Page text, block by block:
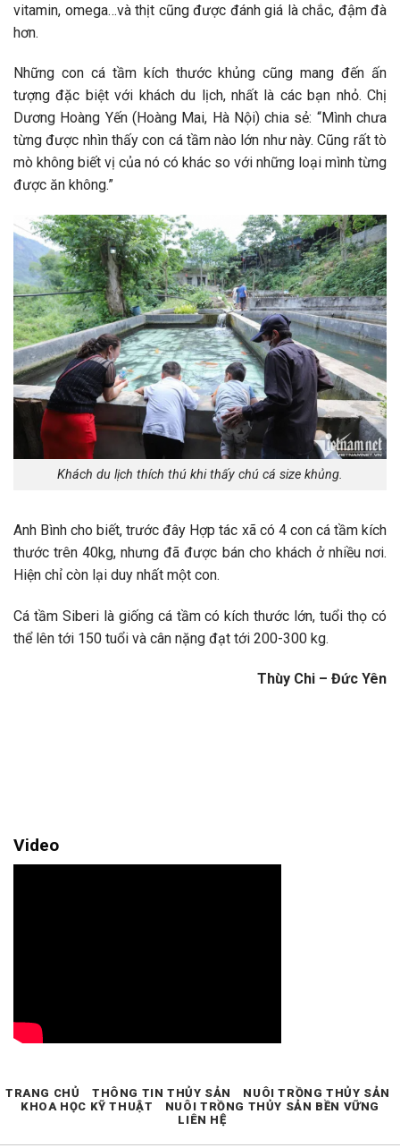
vitamin, omega…và thịt cũng được đánh giá là chắc, đậm đà
hơn.
Những con cá tầm kích thước khủng cũng mang đến ấn
tượng đặc biệt với khách du lịch, nhất là các bạn nhỏ. Chị
Dương Hoàng Yến (Hoàng Mai, Hà Nội) chia sẻ: “Mình chưa
từng được nhìn thấy con cá tầm nào lớn như này. Cũng rất tò
mò không biết vị của nó có khác so với những loại mình từng
được ăn không.”
Khách du lịch thích thú khi thấy chú cá size khủng.
Anh Bình cho biết, trước đây Hợp tác xã có 4 con cá tầm kích
thước trên 40kg, nhưng đã được bán cho khách ở nhiều nơi.
Hiện chỉ còn lại duy nhất một con.
Cá tầm Siberi là giống cá tầm có kích thước lớn, tuổi thọ có
thể lên tới 150 tuổi và cân nặng đạt tới 200-300 kg.
Thùy Chi – Đức Yên
Video
TRANG CHỦ THÔNG TIN THỦY SẢN
NUÔI TRỒNG THỦY SẢN
KHOA HỌC KỸ THUẬT
NUÔI TRỒNG THỦY SẢN BỀN VỮNG
LIÊN HỆ